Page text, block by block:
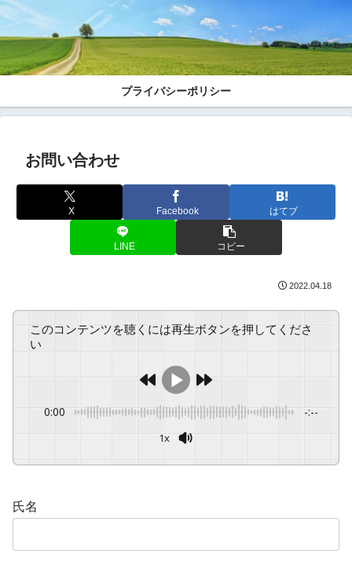
プライバシーポリシー
お問い合わせ
X Facebook はてブ
LINE コピー
2022.04.18
このコンテンツを聴くには再生ボタンを押してくださ
い
0:00 -:--
1x
氏名